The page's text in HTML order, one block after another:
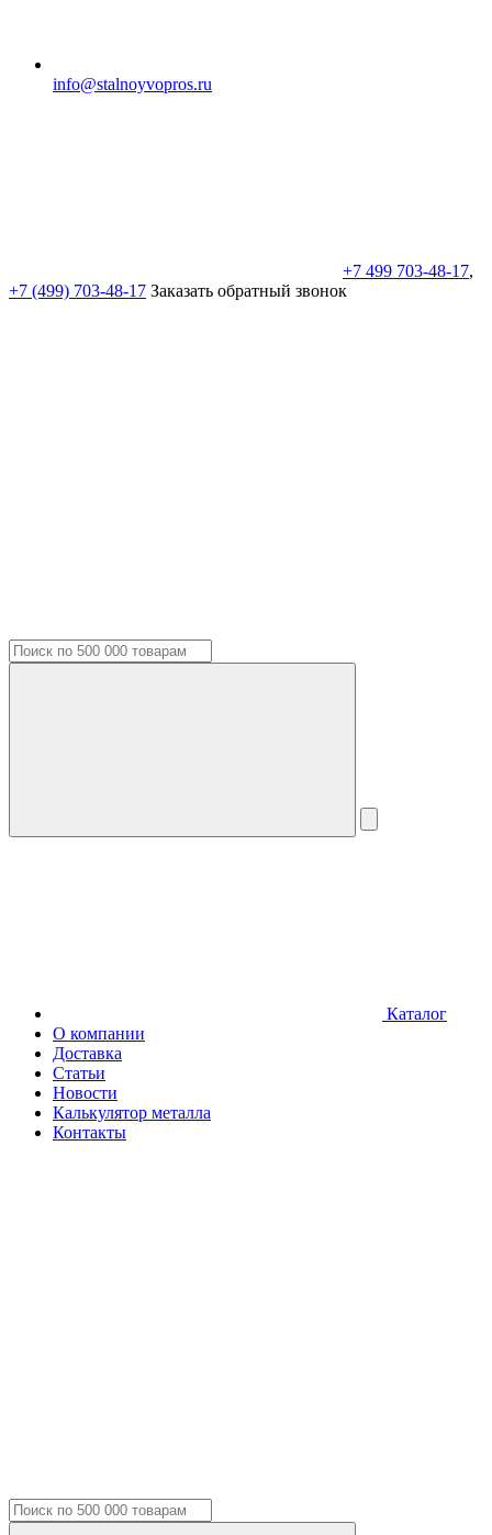
info@stalnoyvopros.ru
+7 499 703-48-17,
+7 (499) 703-48-17 Заказать обратный звонок
Каталог
О компании
Доставка
Статьи
Новости
Калькулятор металла
Контакты